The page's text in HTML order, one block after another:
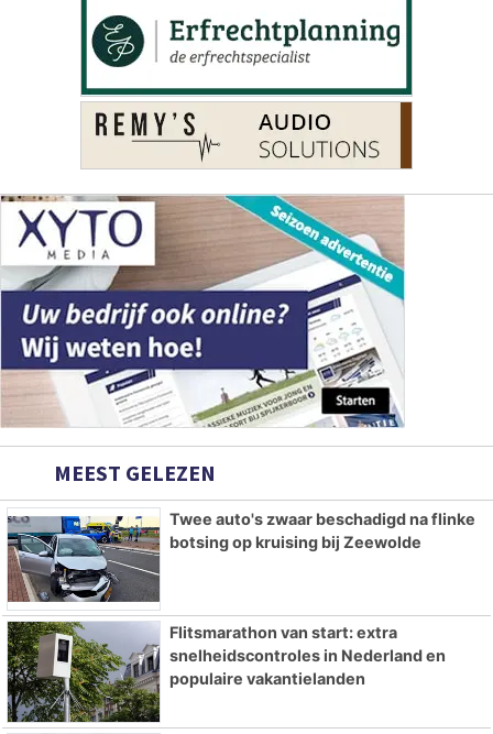
MEEST GELEZEN
Twee auto's zwaar beschadigd na flinke
botsing op kruising bij Zeewolde
Flitsmarathon van start: extra
snelheidscontroles in Nederland en
populaire vakantielanden